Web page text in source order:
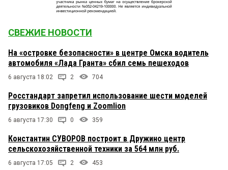
СВЕЖИЕ НОВОСТИ
На «островке безопасности» в центре Омска водитель
автомобиля «Лада Гранта» сбил семь пешеходов
6 августа 18:02 2 704
Росстандарт запретил использование шести моделей
грузовиков Dongfeng и Zoomlion
6 августа 17:30 0 359
Константин СУВОРОВ построит в Дружино центр
сельскохозяйственной техники за 564 млн руб.
6 августа 17:05 2 453